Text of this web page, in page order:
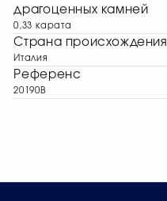
драгоценных камней
0,33 карата
Страна происхождения
Италия
Референс
20190B